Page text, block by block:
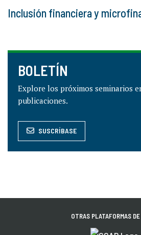
Inclusión financiera y
BOLETÍN
Explore los próximos seminarios
publicaciones.
SUSCRÍBASE
OTRAS PLATAFORMAS DE